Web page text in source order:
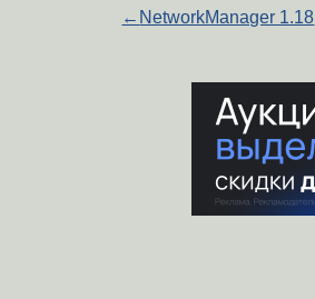
← NetworkManager 1.18